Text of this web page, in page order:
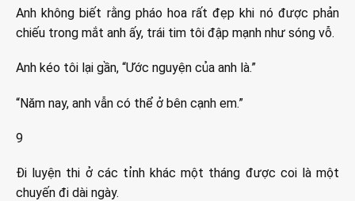
Anh không biết rằng pháo hoa rất đẹp khi nó được phản
chiếu trong mắt anh ấy, trái tim tôi đập mạnh như sóng vỗ.
Anh kéo tôi lại gần, “Ước nguyện của anh là.”
“Năm nay, anh vẫn có thể ở bên cạnh em.”
9
Đi luyện thi ở các tỉnh khác một tháng được coi là một
chuyến đi dài ngày.